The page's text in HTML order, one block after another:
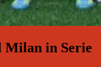
Milan in Serie